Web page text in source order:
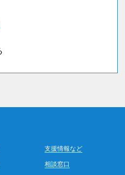
相談窓口
支援情報など